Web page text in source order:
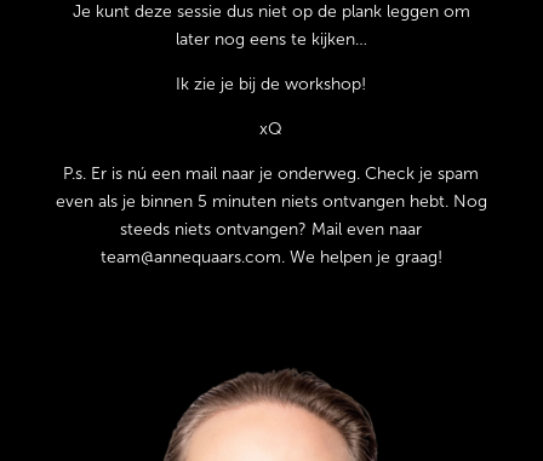
Je kunt deze sessie dus niet op de plank leggen om
later nog eens te kijken…
Ik zie je bij de workshop!
xQ
P.s. Er is nú een mail naar je onderweg. Check je spam
even als je binnen 5 minuten niets ontvangen hebt. Nog
steeds niets ontvangen? Mail even naar
team@annequaars.com. We helpen je graag!